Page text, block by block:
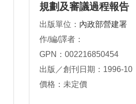
規劃及審議過程報告
出版單位： 內政部營建署
作/編/譯者：
GPN：002216850454
出版／創刊日期：1996-10
價格：未定價